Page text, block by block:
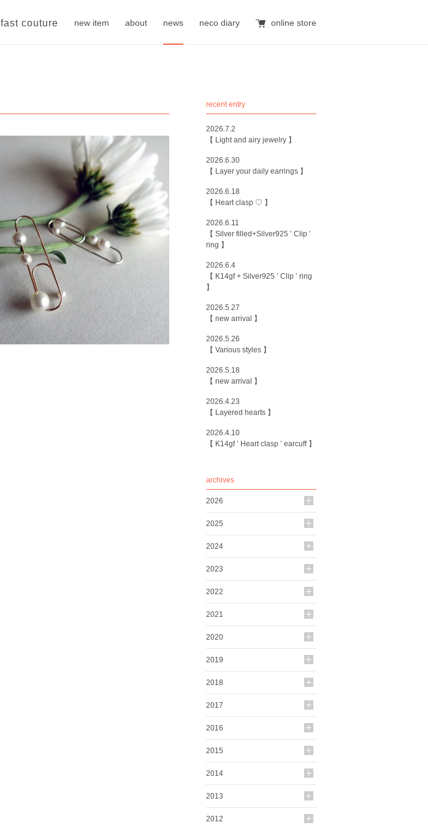
fast couture new item about news neco diary online store
recent entry
2026.7.2
【 Light and airy jewelry 】
2026.6.30
【 Layer your daily earrings 】
2026.6.18
【 Heart clasp ♡ 】
2026.6.11
【 Silver filled+Silver925 ’ Clip ’
ring 】
2026.6.4
【 K14gf + Silver925 ’ Clip ’ ring
】
2026.5.27
【 new arrival 】
2026.5.26
【 Various styles 】
2026.5.18
【 new arrival 】
2026.4.23
【 Layered hearts 】
2026.4.10
【 K14gf ’ Heart clasp ’ earcuff 】
archives
2026
2025
2024
2023
2022
2021
2020
2019
2018
2017
2016
2015
2014
2013
2012